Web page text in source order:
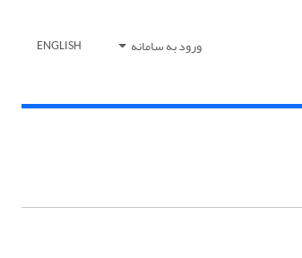
ورود به سامانه ENGLISH